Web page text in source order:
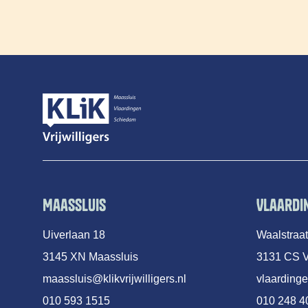
Maassluis
Uiverlaan 18
3145 XN Maassluis
maassluis@klikvrijwilligers.nl
010 593 1515
3131 CS
010 248